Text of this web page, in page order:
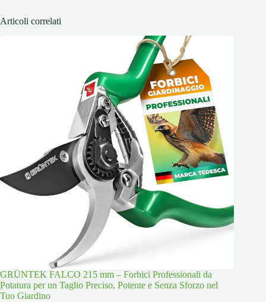
Articoli correlati
GRÜNTEK FALCO 215 mm – Forbici Professionali da
Potatura per un Taglio Preciso, Potente e Senza Sforzo nel
Tuo Giardino